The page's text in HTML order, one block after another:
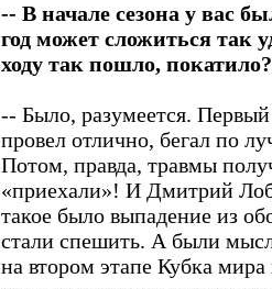
-- В начале сезона у вас
год может сложиться так
ходу так пошло, покатило?
-- Было, разумеется.
провел отлично, бегал по
Потом, правда, травмы
«приехали»! И Дмитрий
такое было выпадение из
стали спешить. А были
на втором этапе Кубка